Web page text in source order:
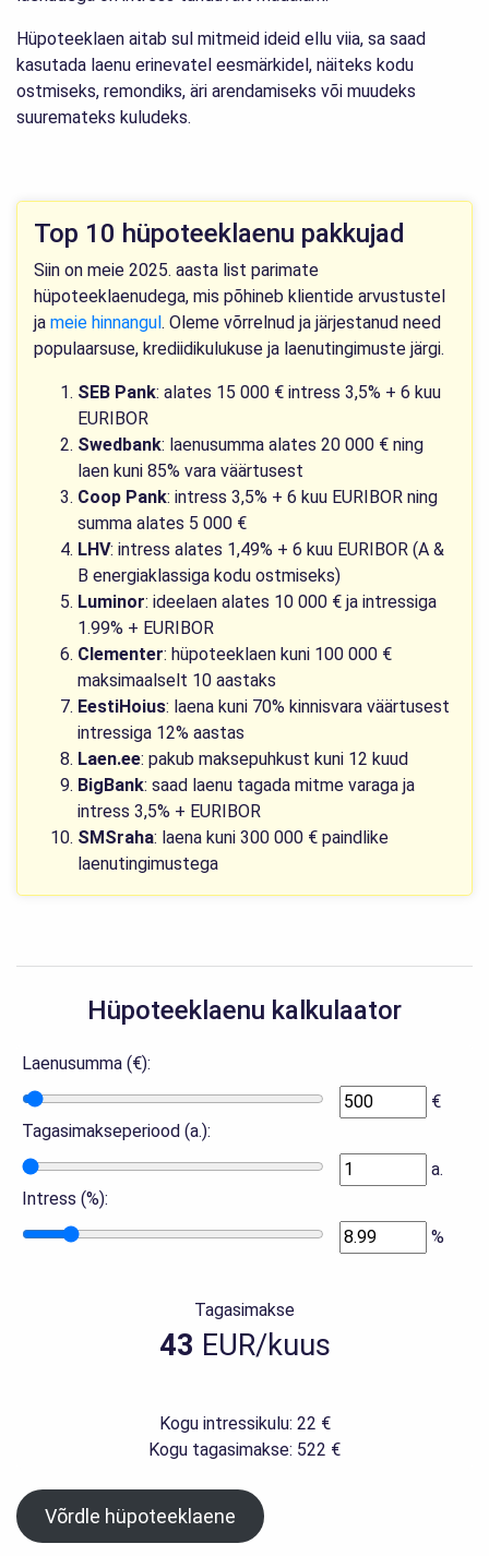
Hüpoteeklaen aitab sul mitmeid ideid ellu viia, sa saad
kasutada laenu erinevatel eesmärkidel, näiteks kodu
ostmiseks, remondiks, äri arendamiseks või muudeks
suuremateks kuludeks.
Top 10 hüpoteeklaenu pakkujad
Siin on meie 2025. aasta list parimate
hüpoteeklaenudega, mis põhineb klientide arvustustel
ja meie hinnangul . Oleme võrrelnud ja järjestanud need
populaarsuse, krediidikulukuse ja laenutingimuste järgi.
SEB Pank: alates 15 000 € intress 3,5% + 6 kuu
EURIBOR
Swedbank: laenusumma alates 20 000 € ning
laen kuni 85% vara väärtusest
Coop Pank: intress 3,5% + 6 kuu EURIBOR ning
summa alates 5 000 €
LHV: intress alates 1,49% + 6 kuu EURIBOR (A &
B energiaklassiga kodu ostmiseks)
Luminor: ideelaen alates 10 000 € ja intressiga
1.99% + EURIBOR
Clementer: hüpoteeklaen kuni 100 000 €
maksimaalselt 10 aastaks
EestiHoius: laena kuni 70% kinnisvara väärtusest
intressiga 12% aastas
Laen.ee: pakub maksepuhkust kuni 12 kuud
BigBank: saad laenu tagada mitme varaga ja
intress 3,5% + EURIBOR
SMSraha: laena kuni 300 000 € paindlike
laenutingimustega
Hüpoteeklaenu kalkulaator
Laenusumma (€):
€
Tagasimakseperiood (a.):
a.
Intress (%):
%
Tagasimakse
43 EUR/kuus
Kogu intressikulu: 22 €
Kogu tagasimakse: 522 €
Võrdle hüpoteeklaene